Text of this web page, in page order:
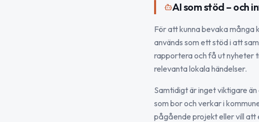
AI som stöd – och
För att kunna bevaka många
används som ett stöd i att
rapportera och få ut nyheter
relevanta lokala händelser.
Samtidigt är inget viktigare
som bor och verkar i
pågående projekt eller vill att